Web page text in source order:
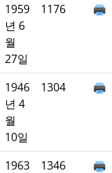
1959
년 6
월
27일
1176
1946
년 4
월
10일
1304
1963
1346